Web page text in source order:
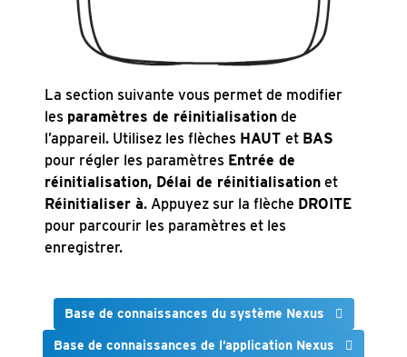
La section suivante vous permet de modifier
les paramètres de réinitialisation de
l’appareil. Utilisez les flèches HAUTet BAS
pour régler les paramètres Entrée de
réinitialisation, Délai de réinitialisation et
Réinitialiser à. Appuyez sur la flèche DROITE
pour parcourir les paramètres et les
enregistrer.
Base de connaissances du système Nexus
Base de connaissances de l’application Nexus